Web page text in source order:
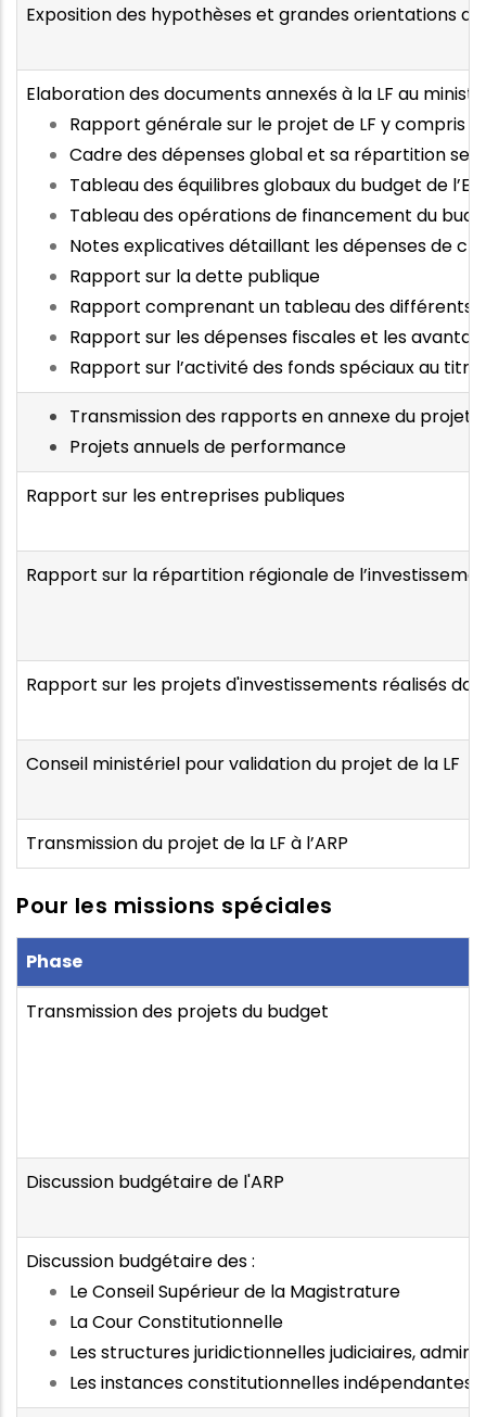
Exposition des hypothèses et grandes orientations du
Elaboration des documents annexés à la LF au
Rapport générale sur le projet de LF y compris
Cadre des dépenses global et sa répartition
Tableau des équilibres globaux du budget de
Tableau des opérations de financement du
Notes explicatives détaillant les dépenses de
Rapport sur la dette publique
Rapport comprenant un tableau des différents
Rapport sur les dépenses fiscales et les
Rapport sur l’activité des fonds spéciaux au
Transmission des rapports en annexe du projet
Projets annuels de performance
Rapport sur les entreprises publiques
Rapport sur la répartition régionale de
Rapport sur les projets d'investissements réalisés
Conseil ministériel pour validation du projet de la LF
Transmission du projet de la LF à l’ARP
Pour les missions spéciales
Phase
Transmission des projets du budget
Discussion budgétaire de l'ARP
Discussion budgétaire des :
Le Conseil Supérieur de la Magistrature
La Cour Constitutionnelle
Les structures juridictionnelles judiciaires,
Les instances constitutionnelles indépendantes